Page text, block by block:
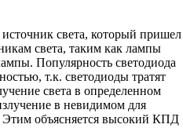
света, который пришел
света, таким как лампы
Популярность светодиода
т.к. светодиоды тратят
света в определенном
в невидимом для
Этим объясняется высокий КПД